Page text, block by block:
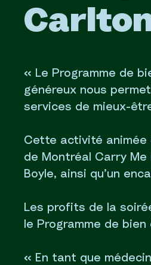
« Le Programme de
généreux nous
services de mieux-
Cette activité animée
de Montréal Carry
Boyle, ainsi qu’un
Les profits de la
le Programme de
« En tant que